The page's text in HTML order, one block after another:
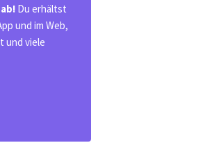
Du erhältst
und im Web,
und viele